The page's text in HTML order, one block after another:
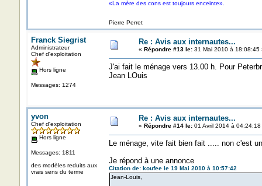
«La mère des cons est toujours enceinte».
Pierre Perret
Franck Siegrist
Administrateur
Chef d'exploitation
Hors ligne
Messages: 1274
Re : Avis aux internautes...
« Répondre #13 le:31 Mai 2010 à 18:08:45
J'ai fait le ménage vers 13.00 h. Pour
Jean LOuis
yvon
Chef d'exploitation
Hors ligne
Messages: 1811
des modèles reduits aux
vrais sens du terme
Re : Avis aux internautes...
« Répondre #14 le:01 Avril 2014 à 04:24:18
Le ménage, vite fait bien fait ..... non c'est
Je répond à une annonce
Citation de: koufee le 19 Mai 2010 à 10:57:42
Jean-Louis,